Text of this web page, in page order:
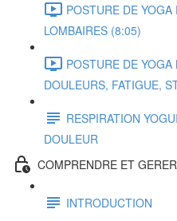
POSTURE DE
LOMBAIRES (8:05)
POSTURE DE
DOULEURS, FATIGUE,
RESPIRATION
DOULEUR
COMPRENDRE ET
INTRODUCTION